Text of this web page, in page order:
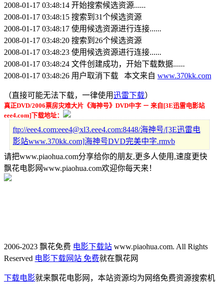
2008-01-17 03:48:14 开始搜索候选资源......
2008-01-17 03:48:15 搜索到31个候选资源
2008-01-17 03:48:17 使用候选资源进行连接......
2008-01-17 03:48:20 搜索到26个候选资源
2008-01-17 03:48:23 使用候选资源进行连接......
2008-01-17 03:48:24 文件创建成功，开始下载数据......
2008-01-17 03:48:26 用户取消下载 本文来自 www.370kk.com
（直接可能无法下载，一律使用迅雷下载）
真正DVD/2006票房灾难大片《海神号》DVD中字 － 来自[3E迅雷电影站
eee4.com]下载地址：
ftp://eee4.com:eee4@xl3.eee4.com:8448/海神号/[3E迅雷电
影站www.370kk.com]海神号DVD完美中字.rmvb
请把www.piaohua.com分享给你的朋友,更多人使用,速度更快
飘花电影网www.piaohua.com欢迎你每天来！
2006-2023 飘花免费 电影下载站 www.piaohua.com. All Rights
Reserved 电影下载网站 免费就在飘花网
下载电影就来飘花电影网，本站资源均为网络免费资源搜索机